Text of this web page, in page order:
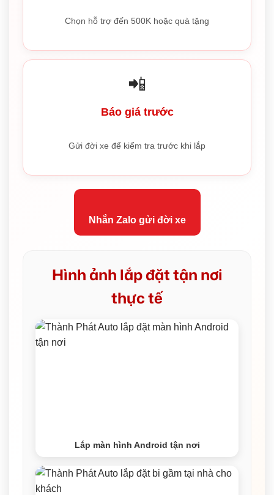
Chọn hỗ trợ đến 500K hoặc quà tặng
📲
Báo giá trước
Gửi đời xe để kiểm tra trước khi lắp
Nhắn Zalo gửi đời xe
Hình ảnh lắp đặt tận nơi
thực tế
Lắp màn hình Android tận nơi